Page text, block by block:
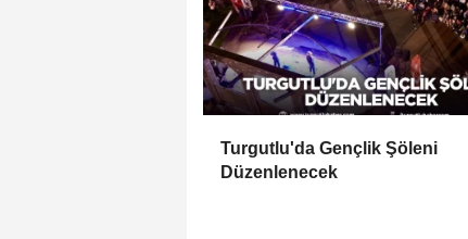
Turgutlu'da Gençlik Şöleni
Düzenlenecek